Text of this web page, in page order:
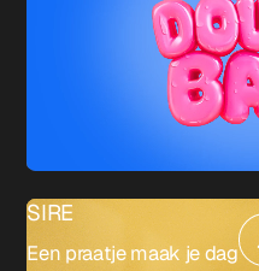
SIRE
Een praatje maak je dag